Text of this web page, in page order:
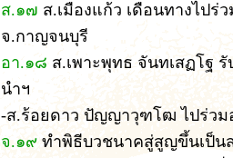
ส.๑๗ ส.เมืองแก้ว เดือนทางไป
จ.กาญจนบุรี
อา.๑๘ ส.เพาะพุทธ จันทเสฏโฐ
นำฯ
-ส.ร้อยดาว ปัญญาวุฑโฒ ไปร่วม
จ.๑๙ ทำพิธีบวชนาคสู่สูญขึ้นเป็น